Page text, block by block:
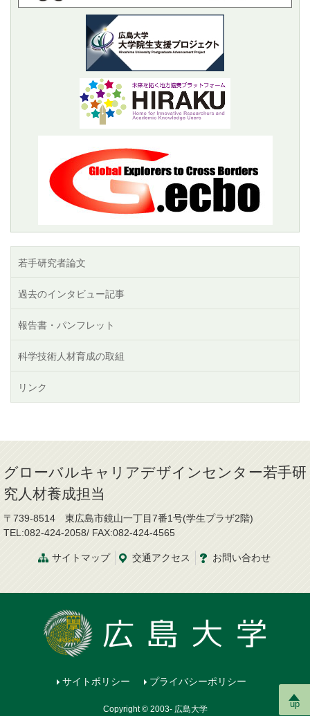
若手研究者論文
過去のインタビュー記事
報告書・パンフレット
科学技術人材育成の取組
リンク
up
グローバルキャリアデザインセンター若手研
究人材養成担当
〒739-8514 東広島市鏡山一丁目7番1号(学生プラザ2階)
TEL:082-424-2058/ FAX:082-424-4565
サイトマップ 交通アクセス お問い合わせ
サイトポリシー プライバシーポリシー
Copyright © 2003- 広島大学